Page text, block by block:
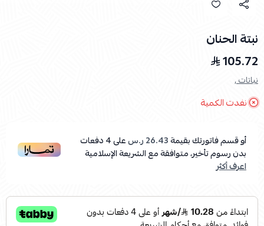
نبتة الحنان
105.72
نباتات ,
نفدت الكمية
أو قسم فاتورتك بقيمة26.43 ر.س على4دفعات
بدون رسوم تأخير، متوافقة مع الشريعة الإسلامية
اعرف أكثر